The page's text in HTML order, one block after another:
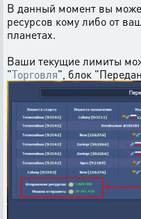
В данный момент вы
ресурсов кому либо от
планетах.
Ваши текущие лимиты
"Торговля", блок